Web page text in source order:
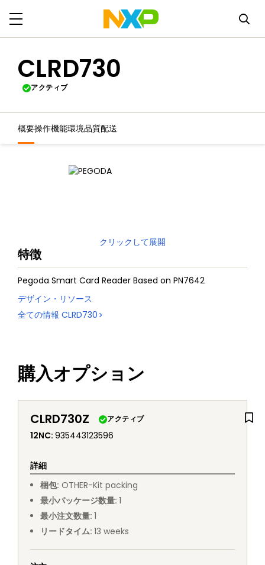
CLRD730
アクティブ
概要操作機能環境品質配送
クリックして展開
特徴
Pegoda Smart Card Reader Based on PN7642
デザイン・リソース
全ての情報 CLRD730
購入オプション
CLRD730Z アクティブ
12NC: 935443123596
詳細
梱包: OTHER-Kit packing
最小パッケージ数量: 1
最小注文数量: 1
リードタイム: 13 weeks